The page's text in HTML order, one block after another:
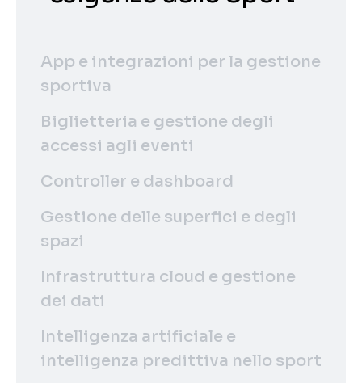
App e integrazioni per la gestione
sportiva
Biglietteria e gestione degli
accessi agli eventi
Controller e dashboard
Gestione delle superfici e degli
spazi
Infrastruttura cloud e gestione
dei dati
Intelligenza artificiale e
intelligenza predittiva nello sport